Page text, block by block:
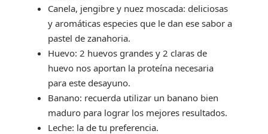
Canela, jengibre y nuez moscada: deliciosas
y aromáticas especies que le dan ese sabor a
pastel de zanahoria.
Huevo: 2 huevos grandes y 2 claras de
huevo nos aportan la proteína necesaria
para este desayuno.
Banano: recuerda utilizar un banano bien
maduro para lograr los mejores resultados.
Leche: la de tu preferencia.